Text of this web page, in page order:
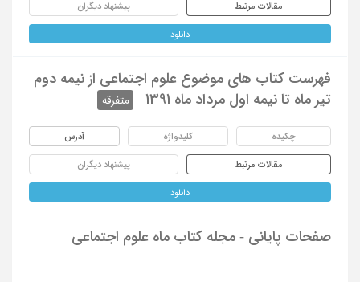
مقالات مرتبط پیشنهاد دیگران
دانلود
فهرست کتاب های موضوع علوم اجتماعی از نیمه دوم
تیر ماه تا نیمه اول مرداد ماه 1391
متفرقه
چکیده کلیدواژه آدرس
مقالات مرتبط پیشنهاد دیگران
دانلود
صفحات پایانی - مجله کتاب ماه علوم اجتماعی